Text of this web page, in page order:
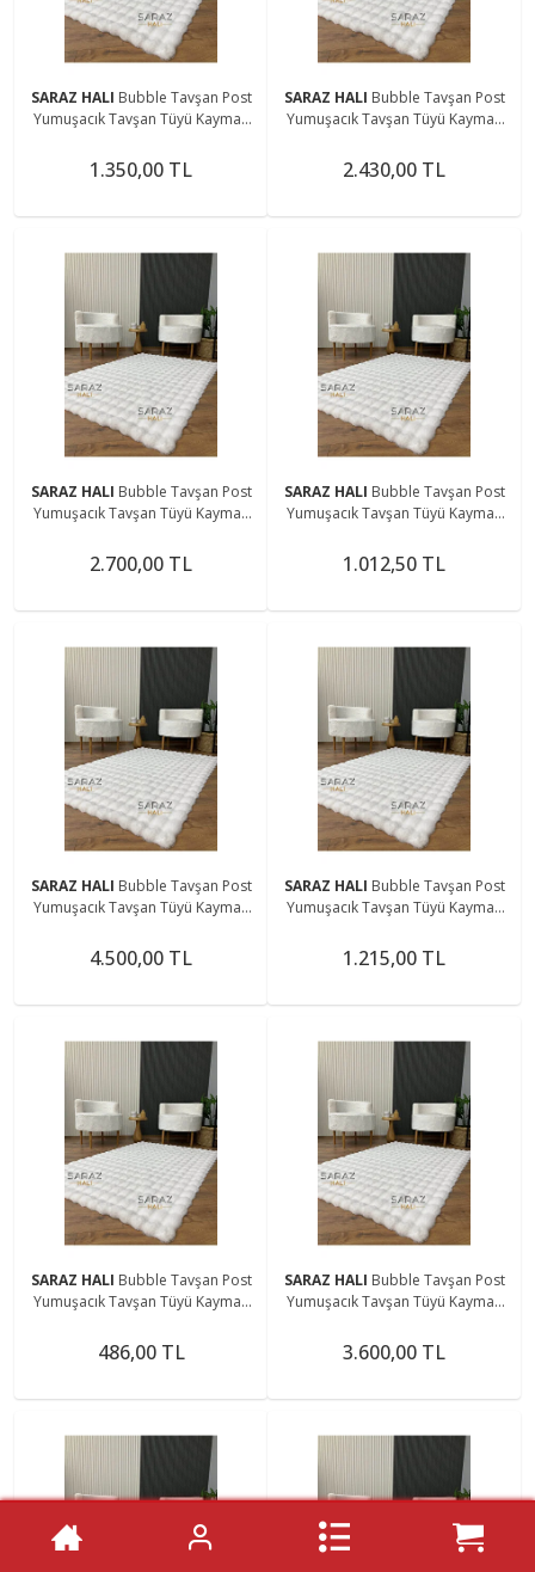
SARAZ HALI Bubble Tavşan Post
Yumuşacık Tavşan Tüyü Kaymaz
1.350,00 TL
SARAZ HALI Bubble Tavşan Post
Yumuşacık Tavşan Tüyü Kaymaz
2.430,00 TL
SARAZ HALI Bubble Tavşan Post
Yumuşacık Tavşan Tüyü Kaymaz
2.700,00 TL
SARAZ HALI Bubble Tavşan Post
Yumuşacık Tavşan Tüyü Kaymaz
1.012,50 TL
SARAZ HALI Bubble Tavşan Post
Yumuşacık Tavşan Tüyü Kaymaz
4.500,00 TL
SARAZ HALI Bubble Tavşan Post
Yumuşacık Tavşan Tüyü Kaymaz
1.215,00 TL
SARAZ HALI Bubble Tavşan Post
Yumuşacık Tavşan Tüyü Kaymaz
486,00 TL
SARAZ HALI Bubble Tavşan Post
Yumuşacık Tavşan Tüyü Kaymaz
3.600,00 TL